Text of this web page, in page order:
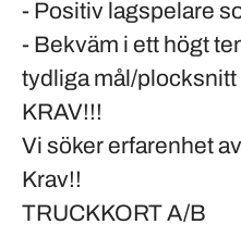
- Positiv lagspelare
- Bekväm i ett högt
tydliga mål/plocksnitt
KRAV!!!
Vi söker erfarenhet
Krav!!
TRUCKKORT A/B